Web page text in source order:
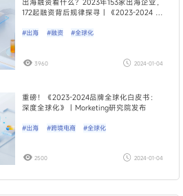
出海融资看什么？2023年153家出海企业，
172起融资背后规律探寻｜《2023-2024 品
#出海 #融资 #全球化
3960 2024-01-04
重磅！《2023-2024品牌全球化白皮书：
深度全球化》｜Morketing研究院发布
#出海 #跨境电商 #全球化
2500 2024-01-04